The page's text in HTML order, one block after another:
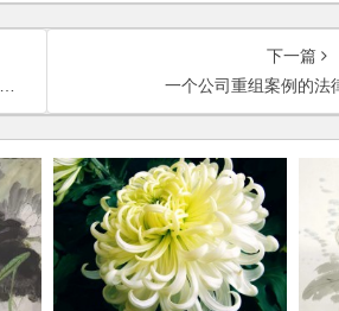
下一篇
一个公司重组案例的法